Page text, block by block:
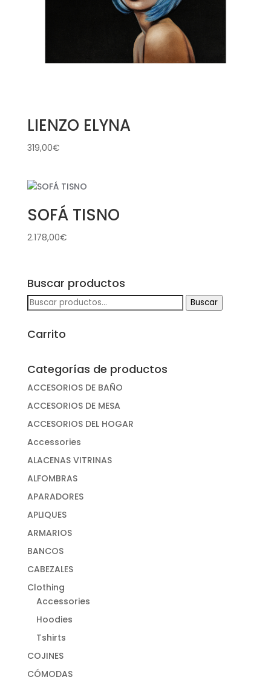
LIENZO ELYNA
319,00€
SOFÁ TISNO
2.178,00€
Buscar productos
Buscar
Buscar
Carrito
Categorías de productos
ACCESORIOS DE BAÑO
ACCESORIOS DE MESA
ACCESORIOS DEL HOGAR
Accessories
ALACENAS VITRINAS
ALFOMBRAS
APARADORES
APLIQUES
ARMARIOS
BANCOS
CABEZALES
Clothing
Accessories
Hoodies
Tshirts
COJINES
CÓMODAS